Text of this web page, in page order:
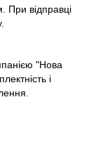
При відправці
"Нова
і